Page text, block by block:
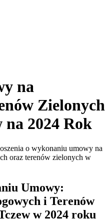
na
Zielonych
na 2024 Rok
o wykonaniu umowy na
oraz terenów zielonych w
Umowy:
i Terenów
w 2024 roku